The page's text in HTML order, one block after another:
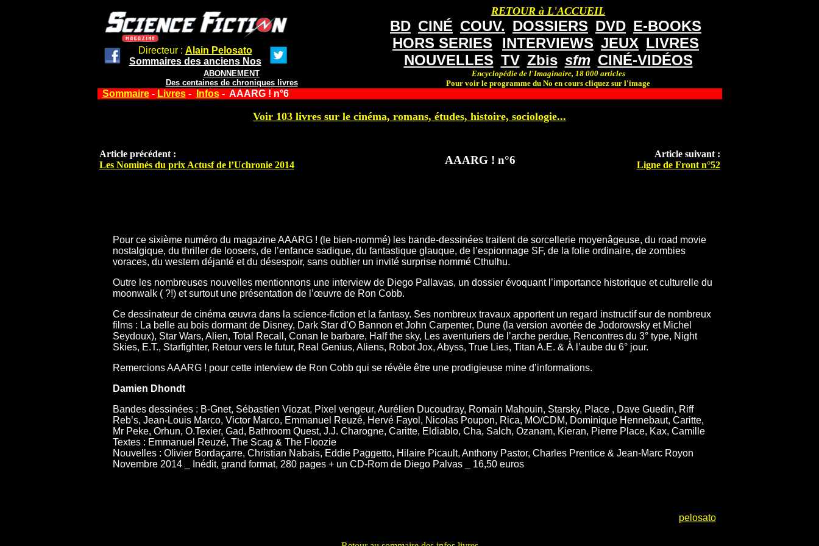
Directeur : Alain Pelosato
Sommaires des anciens Nos
ABONNEMENT
Des centaines de chroniques livres
RETOUR à L'ACCUEIL
BD CINÉ COUV. DOSSIERS DVD E-BOOKS
HORS SERIES
INTERVIEWS JEUX LIVRES
NOUVELLES TV Zbis sfm CINÉ-VIDÉOS
Encyclopédie de l'Imaginaire, 18 000 articles
Pour voir le programme du No en cours cliquez sur l'image
Sommaire- Livres- Infos- AAARG ! n°6
Voir 103 livres sur le cinéma, romans, études, histoire, sociologie...
Article précédent :
Les Nominés du prix Actusf de l’Uchronie 2014
AAARG ! n°6
Article suivant :
Ligne de Front n°52
Pour ce sixième numéro du magazine AAARG ! (le bien-nommé) les bande-dessinées traitent de sorcellerie moyenâgeuse, du road movie
nostalgique, du thriller de loosers, de l’enfance sadique, du fantastique glauque, de l’espionnage SF, de la folie ordinaire, de zombies
voraces, du western déjanté et du désespoir, sans oublier un invité surprise nommé Cthulhu.
Outre les nombreuses nouvelles mentionnons une interview de Diego Pallavas, un dossier évoquant l’importance historique et culturelle du
moonwalk ( ?!) et surtout une présentation de l’œuvre de Ron Cobb.
Ce dessinateur de cinéma œuvra dans la science-fiction et la fantasy. Ses nombreux travaux apportent un regard instructif sur de nombreux
films : La belle au bois dormant de Disney, Dark Star d’O Bannon et John Carpenter, Dune (la version avortée de Jodorowsky et Michel
Seydoux), Star Wars, Alien, Total Recall, Conan le barbare, Half the sky, Les aventuriers de l’arche perdue, Rencontres du 3° type, Night
Skies, E.T., Starfighter, Retour vers le futur, Real Genius, Aliens, Robot Jox, Abyss, True Lies, Titan A.E. & À l’aube du 6° jour.
Remercions AAARG ! pour cette interview de Ron Cobb qui se révèle être une prodigieuse mine d’informations.
Damien Dhondt
Bandes dessinées : B-Gnet, Sébastien Viozat, Pixel vengeur, Aurélien Ducoudray, Romain Mahouin, Starsky, Place , Dave Guedin, Riff
Reb’s, Jean-Louis Marco, Victor Marco, Emmanuel Reuzé, Hervé Fayol, Nicolas Poupon, Rica, MO/CDM, Dominique Hennebaut, Caritte,
Mr Peke, Orhun, O.Texier, Gad, Bathroom Quest, J.J. Charogne, Caritte, Eldiablo, Cha, Salch, Ozanam, Kieran, Pierre Place, Kax, Camille
Textes : Emmanuel Reuzé, The Scag & The Floozie
Nouvelles : Olivier Bordaçarre, Christian Nabais, Eddie Paggetto, Hilaire Picault, Anthony Pastor, Charles Prentice & Jean-Marc Royon
Novembre 2014 _ Inédit, grand format, 280 pages + un CD-Rom de Diego Palvas _ 16,50 euros
pelosato